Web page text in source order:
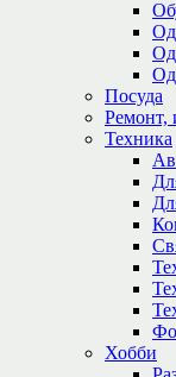
Посуда
Ремонт,
Техника
Хобби